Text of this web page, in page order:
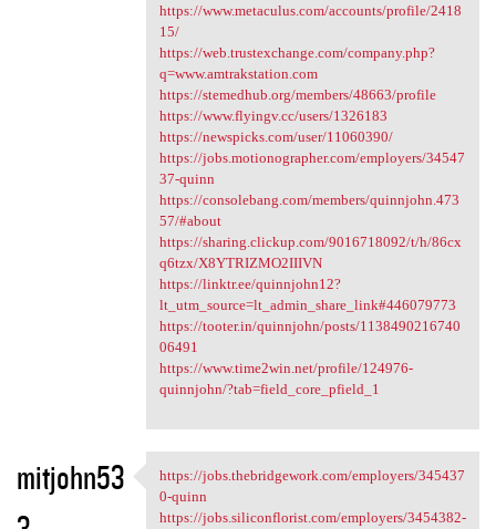
https://www.metaculus.com/accounts/profile/2418
15/
https://web.trustexchange.com/company.php?
q=www.amtrakstation.com
https://stemedhub.org/members/48663/profile
https://www.flyingv.cc/users/1326183
https://newspicks.com/user/11060390/
https://jobs.motionographer.com/employers/34547
37-quinn
https://consolebang.com/members/quinnjohn.473
57/#about
https://sharing.clickup.com/9016718092/t/h/86cx
q6tzx/X8YTRIZMO2IIIVN
https://linktr.ee/quinnjohn12?
lt_utm_source=lt_admin_share_link#446079773
https://tooter.in/quinnjohn/posts/1138490216740
06491
https://www.time2win.net/profile/124976-
quinnjohn/?tab=field_core_pfield_1
mitjohn53
https://jobs.thebridgework
https://jobs.thebridgework.com/employers/345437
0-quinn
https://jobs.siliconflorist.com/employers/3454382-